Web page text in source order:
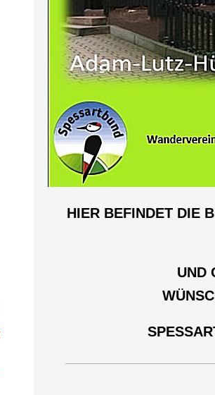
HIER BEFINDET DIE
UND